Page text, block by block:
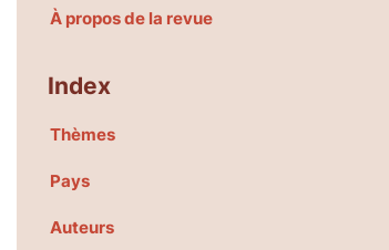
À propos de la revue
Index
Thèmes
Pays
Auteurs